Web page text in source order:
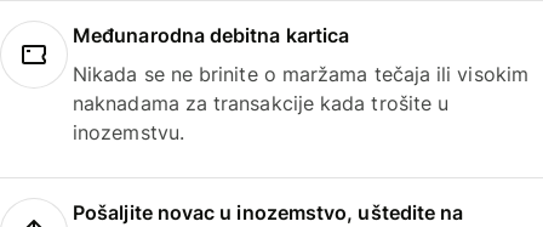
Međunarodna debitna kartica
Nikada se ne brinite o maržama tečaja ili visokim
naknadama za transakcije kada trošite u
inozemstvu.
Pošaljite novac u inozemstvo, uštedite na